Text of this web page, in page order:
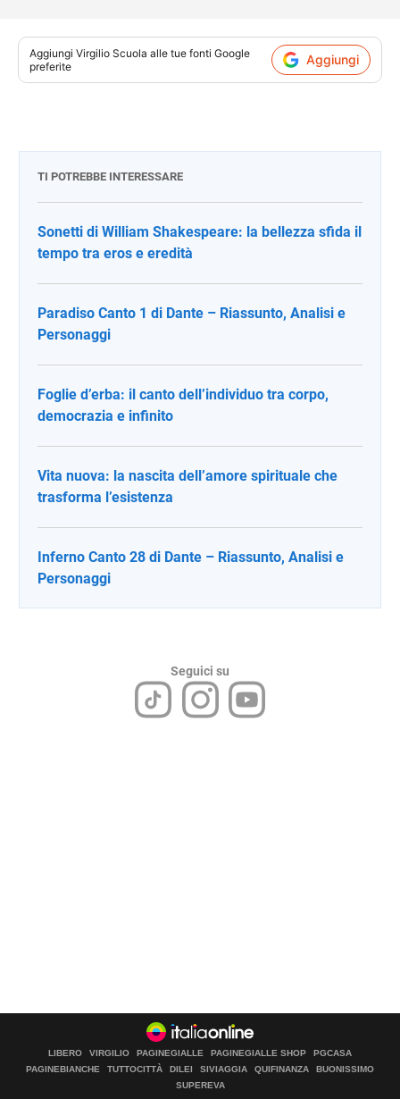
Aggiungi Virgilio Scuola alle tue fonti Google
preferite
Aggiungi
TI POTREBBE INTERESSARE
Sonetti di William Shakespeare: la bellezza sfida il
tempo tra eros e eredità
Paradiso Canto 1 di Dante – Riassunto, Analisi e
Personaggi
Foglie d’erba: il canto dell’individuo tra corpo,
democrazia e infinito
Vita nuova: la nascita dell’amore spirituale che
trasforma l’esistenza
Inferno Canto 28 di Dante – Riassunto, Analisi e
Personaggi
Seguici su
LIBERO VIRGILIO PAGINEGIALLE PAGINEGIALLE SHOP
PGCASA
PAGINEBIANCHE
TUTTOCITTÀ DILEI SIVIAGGIA QUIFINANZA
BUONISSIMO
SUPEREVA